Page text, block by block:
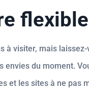
flexible
visiter, mais
du moment.
et les sites à ne pas